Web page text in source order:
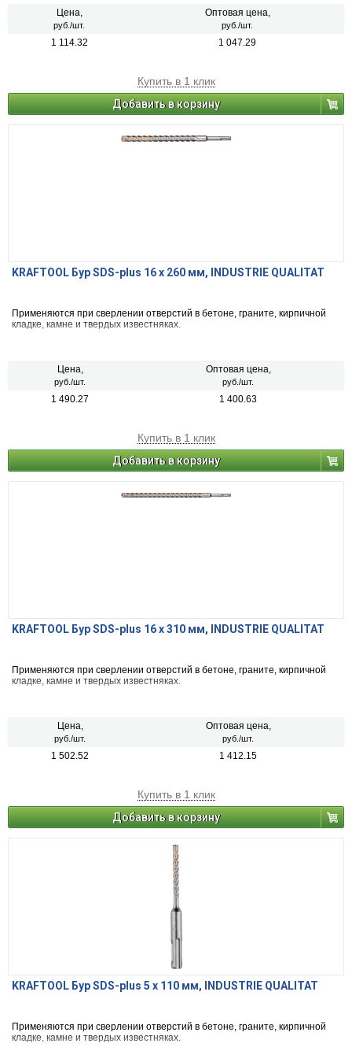
Цена,
руб./шт.
Оптовая цена,
руб./шт.
1 114.32 1 047.29
Купить в 1 клик
Добавить в корзину
KRAFTOOL Бур SDS-plus 16 x 260 мм, INDUSTRIE QUALITAT
Применяются при сверлении отверстий в бетоне, граните, кирпичной
кладке, камне и твердых известняках.
Цена,
руб./шт.
Оптовая цена,
руб./шт.
1 490.27 1 400.63
Купить в 1 клик
Добавить в корзину
KRAFTOOL Бур SDS-plus 16 x 310 мм, INDUSTRIE QUALITAT
Применяются при сверлении отверстий в бетоне, граните, кирпичной
кладке, камне и твердых известняках.
Цена,
руб./шт.
Оптовая цена,
руб./шт.
1 502.52 1 412.15
Купить в 1 клик
Добавить в корзину
KRAFTOOL Бур SDS-plus 5 x 110 мм, INDUSTRIE QUALITAT
Применяются при сверлении отверстий в бетоне, граните, кирпичной
кладке, камне и твердых известняках.